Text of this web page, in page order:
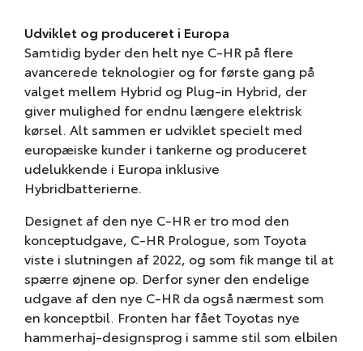
Udviklet og produceret i Europa
Samtidig byder den helt nye C-HR på flere
avancerede teknologier og for første gang på
valget mellem Hybrid og Plug-in Hybrid, der
giver mulighed for endnu længere elektrisk
kørsel. Alt sammen er udviklet specielt med
europæiske kunder i tankerne og produceret
udelukkende i Europa inklusive
Hybridbatterierne.
Designet af den nye C-HR er tro mod den
konceptudgave, C-HR Prologue, som Toyota
viste i slutningen af 2022, og som fik mange til at
spærre øjnene op. Derfor syner den endelige
udgave af den nye C-HR da også nærmest som
en konceptbil. Fronten har fået Toyotas nye
hammerhaj-designsprog i samme stil som elbilen